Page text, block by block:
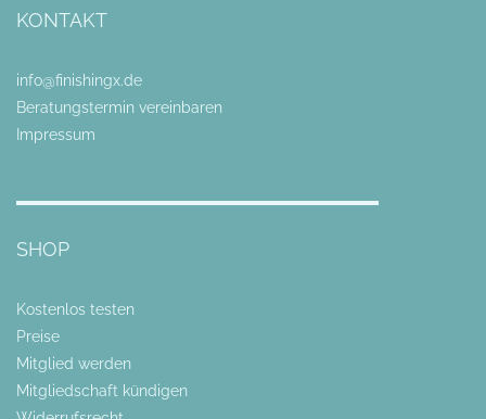
KONTAKT
info@finishingx.de
Beratungstermin vereinbaren
Impressum
SHOP
Kostenlos testen
Preise
Mitglied werden
Mitgliedschaft kündigen